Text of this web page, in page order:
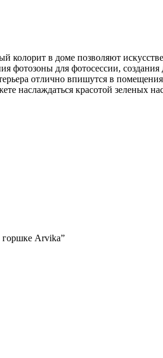
в доме позволяют
фотозоны для фотосессии,
отлично впишутся в
наслаждаться красотой зеленых
горшке Arvika”